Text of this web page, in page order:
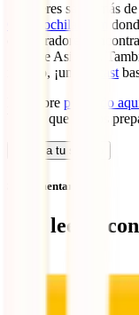
Si quieres saber más
ConMochila.Com
colaboradores,
Sudeste Asiático.
incluso, ¡un
podcast
Descubre pulsando
que hemos
Calcula tu seguro
Sin comentarios
Qué leer a